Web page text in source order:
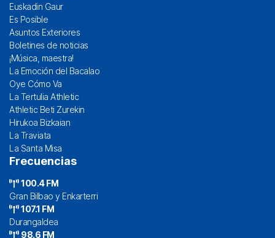
Euskadin Gaur
Es Posible
Asuntos Exteriores
Boletines de noticias
¡Música, maestra!
La Emoción del Bacalao
Oye Cómo Va
La Tertulia Athletic
Athletic Beti Zurekin
Hirukoa Bizkaian
La Traviata
La Santa Misa
Frecuencias
100.4 FM
Gran Bilbao y Enkarterri
107.1 FM
Durangaldea
98.6 FM